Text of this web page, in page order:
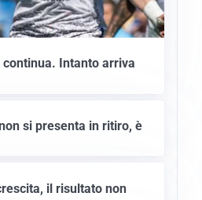
Intanto arriva
si presenta in ritiro, è
il risultato non